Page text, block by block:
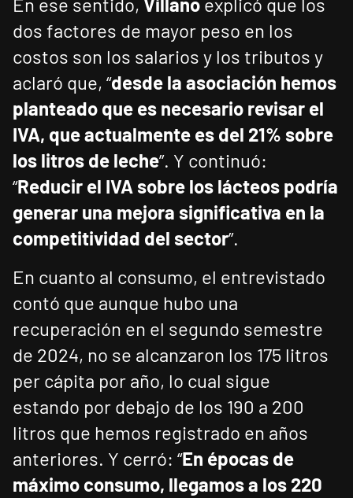
dos factores de mayor peso en los
costos son los salarios y los tributos y
aclaró que, “desde la asociación hemos
planteado que es necesario revisar el
IVA, que actualmente es del 21% sobre
los litros de leche”. Y continuó:
“Reducir el IVA sobre los lácteos podría
generar una mejora significativa en la
competitividad del sector”.
En cuanto al consumo, el entrevistado
contó que aunque hubo una
recuperación en el segundo semestre
de 2024, no se alcanzaron los 175 litros
per cápita por año, lo cual sigue
estando por debajo de los 190 a 200
litros que hemos registrado en años
anteriores. Y cerró: “En épocas de
máximo consumo, llegamos a los 220